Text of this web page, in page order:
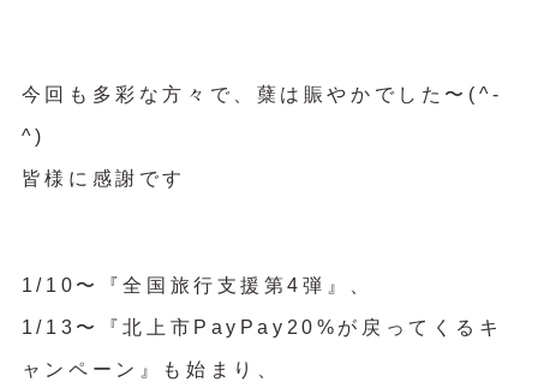
今回も多彩な方々で、蘖は賑やかでした〜(^-
^)
皆様に感謝です
1/10〜『全国旅行支援第4弾』、
1/13〜『北上市PayPay20%が戻ってくるキ
ャンペーン』も始まり、